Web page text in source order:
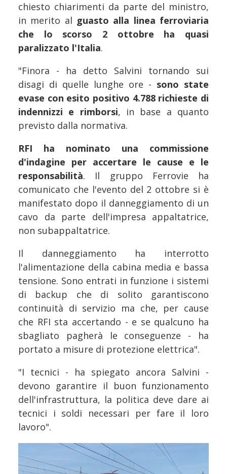
chiesto chiarimenti da parte del ministro,
in merito al guasto alla linea ferroviaria
che lo scorso 2 ottobre ha quasi
paralizzato l'Italia.
"Finora - ha detto Salvini tornando sui
disagi di quelle lunghe ore - sono state
evase con esito positivo 4.788 richieste di
indennizzi e rimborsi, in base a quanto
previsto dalla normativa.
RFI ha nominato una commissione
d'indagine per accertare le cause e le
responsabilità. Il gruppo Ferrovie ha
comunicato che l'evento del 2 ottobre si è
manifestato dopo il danneggiamento di un
cavo da parte dell'impresa appaltatrice,
non subappaltatrice.
Il danneggiamento ha interrotto
l'alimentazione della cabina media e bassa
tensione. Sono entrati in funzione i sistemi
di backup che di solito garantiscono
continuità di servizio ma che, per cause
che RFI sta accertando - e se qualcuno ha
sbagliato pagherà le conseguenze - ha
portato a misure di protezione elettrica".
"I tecnici - ha spiegato ancora Salvini -
devono garantire il buon funzionamento
dell'infrastruttura, la politica deve dare ai
tecnici i soldi necessari per fare il loro
lavoro".